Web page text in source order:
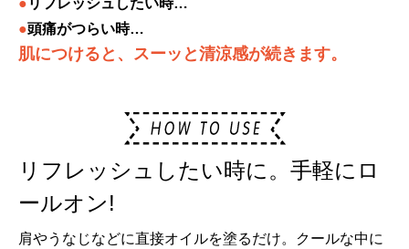
● リフレッシュしたい時…
●頭痛がつらい時…
肌につけると、スーッと清涼感が続きます。
リフレッシュしたい時に。手軽にロ
ールオン!
肩やうなじなどに直接オイルを塗るだけ。クールな中に